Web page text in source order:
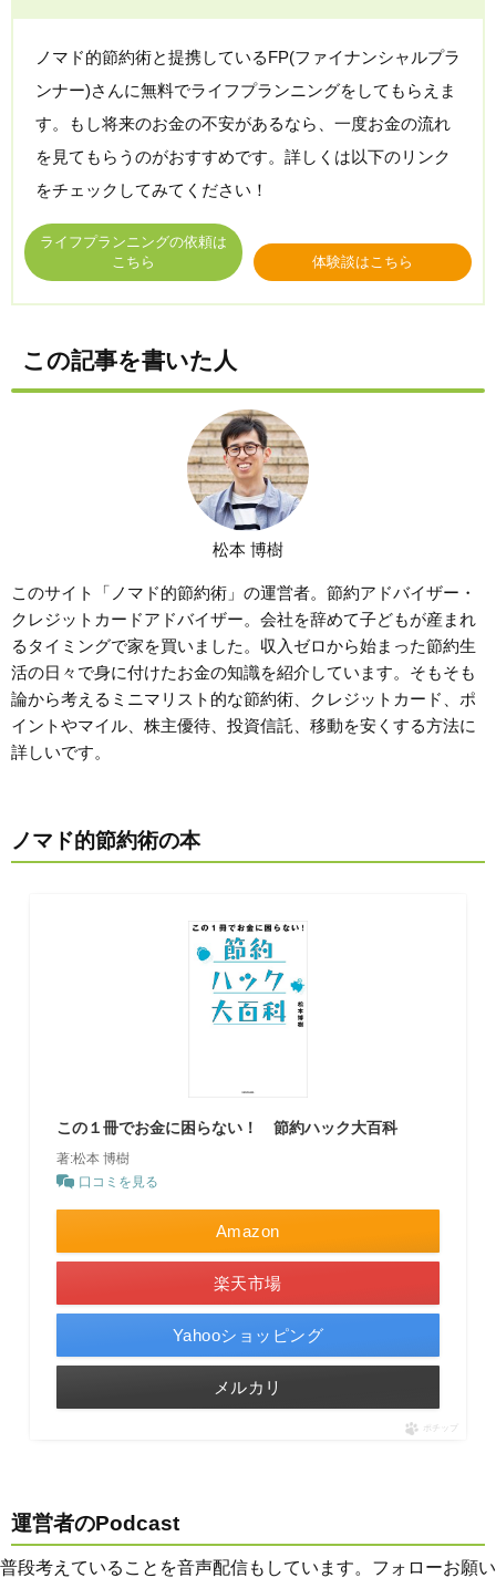
ノマド的節約術と提携しているFP(ファイナンシャルプラ
ンナー)さんに無料でライフプランニングをしてもらえま
す。もし将来のお金の不安があるなら、一度お金の流れ
を見てもらうのがおすすめです。詳しくは以下のリンク
をチェックしてみてください！
ライフプランニングの依頼は
こちら
体験談はこちら
この記事を書いた人
松本 博樹
このサイト「ノマド的節約術」の運営者。節約アドバイザー・
クレジットカードアドバイザー。会社を辞めて子どもが産まれ
るタイミングで家を買いました。収入ゼロから始まった節約生
活の日々で身に付けたお金の知識を紹介しています。そもそも
論から考えるミニマリスト的な節約術、クレジットカード、ポ
イントやマイル、株主優待、投資信託、移動を安くする方法に
詳しいです。
ノマド的節約術の本
この１冊でお金に困らない！ 節約ハック大百科
著:松本 博樹
口コミを見る
Amazon
楽天市場
Yahooショッピング
メルカリ
ポチップ
運営者のPodcast
普段考えていることを音声配信もしています。フォローお願い